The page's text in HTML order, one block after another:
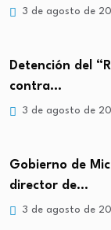
3 de agosto de
Detención del
contra…
3 de agosto de
Gobierno de
director de…
3 de agosto de